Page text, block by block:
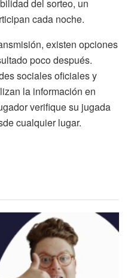
del sorteo, un
cada noche.
existen opciones
poco después.
sociales oficiales y
la información en
verifique su jugada
cualquier lugar.